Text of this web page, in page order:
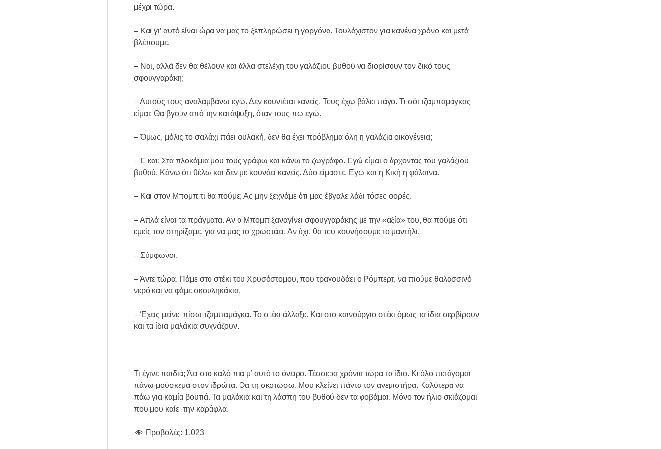
μέχρι τώρα.
– Και γι’ αυτό είναι ώρα να μας το ξεπληρώσει η γοργόνα. Τουλάχιστον για κανένα χρόνο και μετά
βλέπουμε.
– Ναι, αλλά δεν θα θέλουν και άλλα στελέχη του γαλάζιου βυθού να διορίσουν τον δικό τους
σφουγγαράκη;
– Αυτούς τους αναλαμβάνω εγώ. Δεν κουνιέται κανείς. Τους έχω βάλει πάγο. Τι σόι τζαμπαμάγκας
είμαι; Θα βγουν από την κατάψυξη, όταν τους πω εγώ.
– Όμως, μόλις το σαλάχι πάει φυλακή, δεν θα έχει πρόβλημα όλη η γαλάζια οικογένεια;
– Ε και; Στα πλοκάμια μου τους γράφω και κάνω το ζωγράφο. Εγώ είμαι ο άρχοντας του γαλάζιου
βυθού. Κάνω ότι θέλω και δεν με κουνάει κανείς. Δύο είμαστε. Εγώ και η Κική η φάλαινα.
– Και στον Μπομπ τι θα πούμε; Ας μην ξεχνάμε ότι μας έβγαλε λάδι τόσες φορές.
– Απλά είναι τα πράγματα. Αν ο Μπομπ ξαναγίνει σφουγγαράκης με την «αξία» του, θα πούμε ότι
εμείς τον στηρίξαμε, για να μας το χρωστάει. Αν όχι, θα του κουνήσουμε το μαντήλι.
– Σύμφωνοι.
– Άντε τώρα. Πάμε στο στέκι του Χρυσόστομου, που τραγουδάει ο Ρόμπερτ, να πιούμε θαλασσινό
νερό και να φάμε σκουληκάκια.
– Έχεις μείνει πίσω τζαμπαμάγκα. Το στέκι άλλαξε. Και στο καινούργιο στέκι όμως τα ίδια σερβίρουν
και τα ίδια μαλάκια συχνάζουν.
Τι έγινε παιδιά; Άει στο καλό πια μ’ αυτό το όνειρο. Τέσσερα χρόνια τώρα το ίδιο. Κι όλο πετάγομαι
πάνω μούσκεμα στον ιδρώτα. Θα τη σκοτώσω. Μου κλείνει πάντα τον ανεμιστήρα. Καλύτερα να
πάω για καμία βουτιά. Τα μαλάκια και τη λάσπη του βυθού δεν τα φοβάμαι. Μόνο τον ήλιο σκιάζομαι
που μου καίει την καράφλα.
Προβολές: 1,023